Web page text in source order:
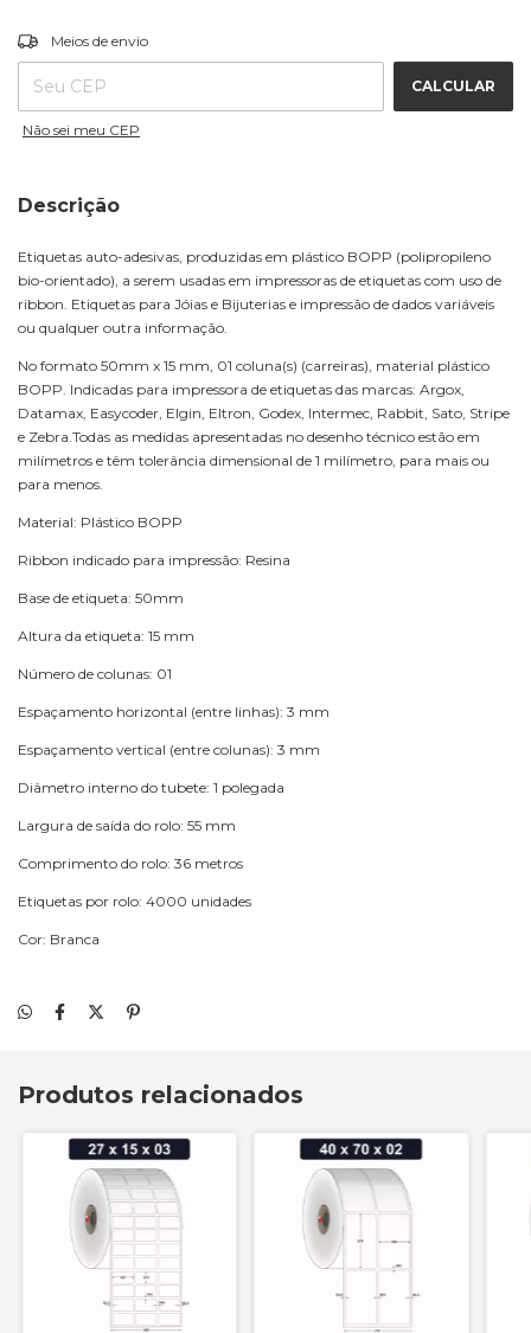
Entregas para o CEP:
Meios de envio
CALCULAR
Não sei meu CEP
Descrição
Etiquetas auto-adesivas, produzidas em plástico BOPP (polipropileno
bio-orientado), a serem usadas em impressoras de etiquetas com uso de
ribbon. Etiquetas para Jóias e Bijuterias e impressão de dados variáveis
ou qualquer outra informação.
No formato 50mm x 15 mm, 01 coluna(s) (carreiras), material plástico
BOPP. Indicadas para impressora de etiquetas das marcas: Argox,
Datamax, Easycoder, Elgin, Eltron, Godex, Intermec, Rabbit, Sato, Stripe
e Zebra.Todas as medidas apresentadas no desenho técnico estão em
milímetros e têm tolerância dimensional de 1 milímetro, para mais ou
para menos.
Material: Plástico BOPP
Ribbon indicado para impressão: Resina
Base de etiqueta: 50mm
Altura da etiqueta: 15 mm
Número de colunas: 01
Espaçamento horizontal (entre linhas): 3 mm
Espaçamento vertical (entre colunas): 3 mm
Diâmetro interno do tubete: 1 polegada
Largura de saída do rolo: 55 mm
Comprimento do rolo: 36 metros
Etiquetas por rolo: 4000 unidades
Cor: Branca
Produtos relacionados